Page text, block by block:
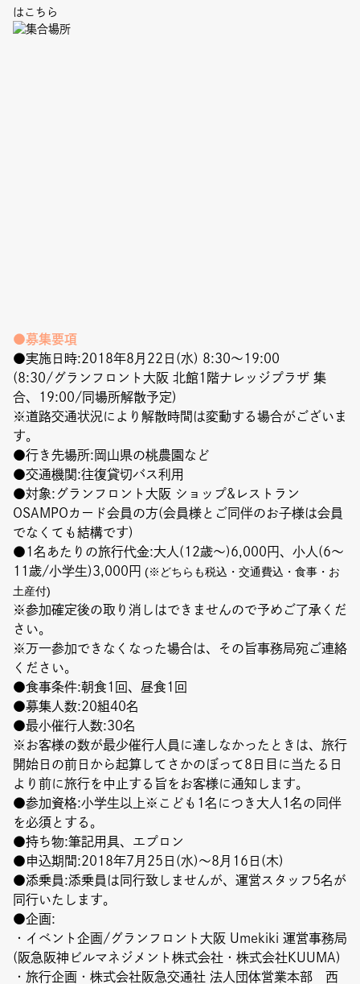
はこちら
●募集要項
●実施日時:2018年8月22日(水) 8:30〜19:00
(8:30/グランフロント大阪 北館1階ナレッジプラザ 集
合、19:00/同場所解散予定)
※道路交通状況により解散時間は変動する場合がございま
す。
●行き先場所:岡山県の桃農園など
●交通機関:往復貸切バス利用
●対象:グランフロント大阪 ショップ&レストラン
OSAMPOカード会員の方(会員様とご同伴のお子様は会員
でなくても結構です)
●1名あたりの旅行代金:大人(12歳〜)6,000円、小人(6〜
11歳/小学生)3,000円 (※どちらも税込・交通費込・食事・お
土産付)
※参加確定後の取り消しはできませんので予めご了承くだ
さい。
※万一参加できなくなった場合は、その旨事務局宛ご連絡
ください。
●食事条件:朝食1回、昼食1回
●募集人数:20組40名
●最小催行人数:30名
※お客様の数が最少催行人員に達しなかったときは、旅行
開始日の前日から起算してさかのぼって8日目に当たる日
より前に旅行を中止する旨をお客様に通知します。
●参加資格:小学生以上※こども1名につき大人1名の同伴
を必須とする。
●持ち物:筆記用具、エプロン
●申込期間:2018年7月25日(水)〜8月16日(木)
●添乗員:添乗員は同行致しませんが、運営スタッフ5名が
同行いたします。
●企画:
・イベント企画/グランフロント大阪 Umekiki 運営事務局
(阪急阪神ビルマネジメント株式会社・株式会社KUUMA)
・旅行企画・株式会社阪急交通社 法人団体営業本部 西